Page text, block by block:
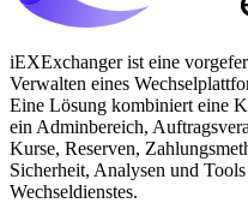
iEXExchanger ist eine
Verwalten eines
Eine Lösung kombiniert eine
ein Adminbereich,
Kurse, Reserven,
Sicherheit, Analysen und
Wechseldienstes.